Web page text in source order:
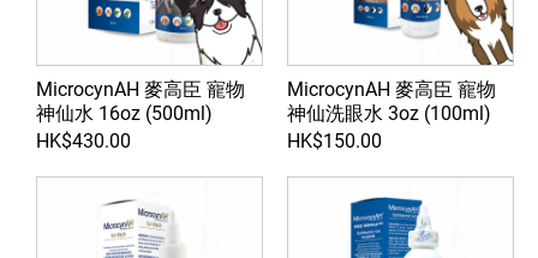
MicrocynAH 麥高臣 寵物
神仙水 16oz (500ml)
HK$430.00
MicrocynAH 麥高臣 寵物
神仙洗眼水 3oz (100ml)
HK$150.00